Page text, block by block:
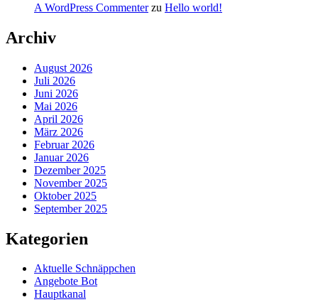
A WordPress Commenterzu Hello world!
Archiv
August 2026
Juli 2026
Juni 2026
Mai 2026
April 2026
März 2026
Februar 2026
Januar 2026
Dezember 2025
November 2025
Oktober 2025
September 2025
Kategorien
Aktuelle Schnäppchen
Angebote Bot
Hauptkanal